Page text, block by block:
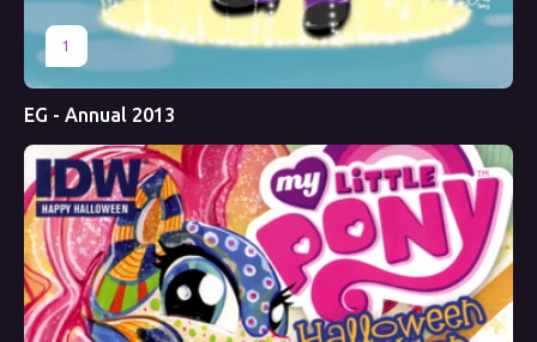
1
EG - Annual 2013